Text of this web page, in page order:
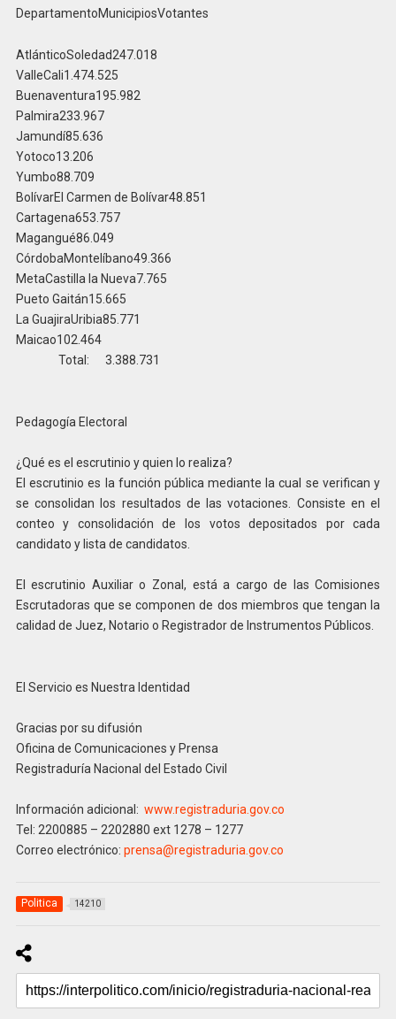
DepartamentoMunicipiosVotantes
AtlánticoSoledad247.018
ValleCali1.474.525
Buenaventura195.982
Palmira233.967
Jamundí85.636
Yotoco13.206
Yumbo88.709
BolívarEl Carmen de Bolívar48.851
Cartagena653.757
Magangué86.049
CórdobaMontelíbano49.366
MetaCastilla la Nueva7.765
Pueto Gaitán15.665
La GuajiraUribia85.771
Maicao102.464
Total: 3.388.731
Pedagogía Electoral
¿Qué es el escrutinio y quien lo realiza?
El escrutinio es la función pública mediante la cual se verifican y
se consolidan los resultados de las votaciones. Consiste en el
conteo y consolidación de los votos depositados por cada
candidato y lista de candidatos.
El escrutinio Auxiliar o Zonal, está a cargo de las Comisiones
Escrutadoras que se componen de dos miembros que tengan la
calidad de Juez, Notario o Registrador de Instrumentos Públicos.
El Servicio es Nuestra Identidad
Gracias por su difusión
Oficina de Comunicaciones y Prensa
Registraduría Nacional del Estado Civil
Información adicional: www.registraduria.gov.co
Tel: 2200885 – 2202880 ext 1278 – 1277
Correo electrónico: prensa@registraduria.gov.co
Politica 14210